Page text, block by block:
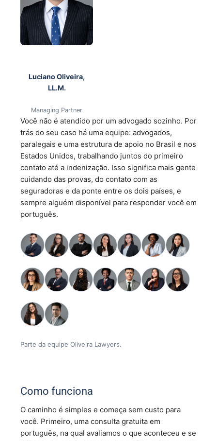
Luciano Oliveira,
LL.M.
Managing Partner
Você não é atendido por um advogado sozinho. Por
trás do seu caso há uma equipe: advogados,
paralegais e uma estrutura de apoio no Brasil e nos
Estados Unidos, trabalhando juntos do primeiro
contato até a indenização. Isso significa mais gente
cuidando das provas, do contato com as
seguradoras e da ponte entre os dois países, e
sempre alguém disponível para responder você em
português.
Parte da equipe Oliveira Lawyers.
Como funciona
O caminho é simples e começa sem custo para
você. Primeiro, uma consulta gratuita em
português, na qual avaliamos o que aconteceu e se